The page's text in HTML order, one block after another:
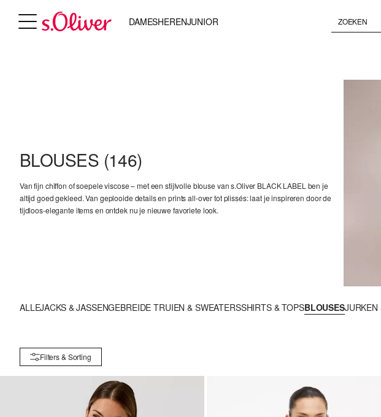
DAMESHERENJUNIOR
BLOUSES (146)
Van fijn chiffon of soepele viscose – met een stijlvolle blouse van s.Oliver BLACK LABEL ben je
altijd goed gekleed. Van geplooide details en prints all-over tot plissés: laat je inspireren door de
tijdloos-elegante items en ontdek nu je nieuwe favoriete look.
ALLEJACKS & JASSENGEBREIDE TRUIEN & SWEATERSSHIRTS & TOPSBLOUSESJURKEN
Filters & Sorting